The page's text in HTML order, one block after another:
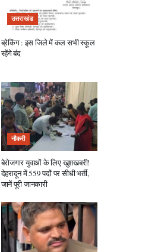
उत्तराखंड
ब्रेकिंग : इस जिले में कल सभी स्कूल
रहेंगे बंद
नौकरी
बेरोजगार युवाओं के लिए खुशखबरी!
देहरादून में 559 पदों पर सीधी भर्ती,
जानें पूरी जानकारी